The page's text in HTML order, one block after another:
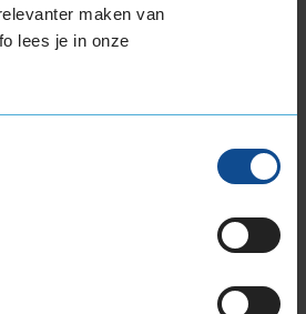
maken van
lees je in onze